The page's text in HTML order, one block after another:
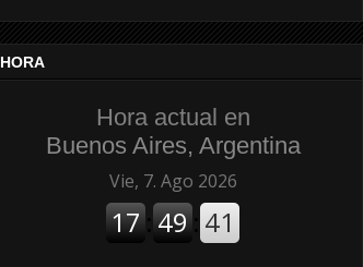
HORA
Hora actual en
Buenos Aires, Argentina